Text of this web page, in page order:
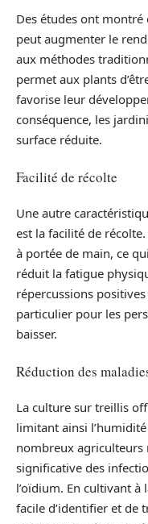
Des études ont
peut augmenter le
aux méthodes
permet aux plants
favorise leur
conséquence, les
surface réduite.
Facilité de récolte
Une autre
est la facilité de
à portée de main, ce
réduit la fatigue
répercussions
particulier pour les
baisser.
Réduction des
La culture sur treillis
limitant ainsi
nombreux
significative des
l’oïdium. En cultivant
facile d’identifier et de